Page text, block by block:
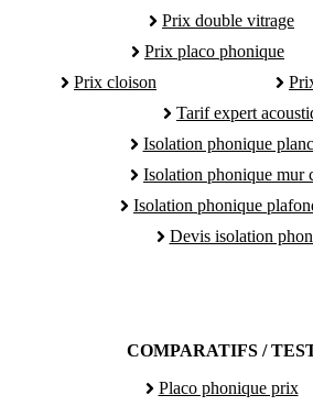
Prix double vitrage
Prix placo phonique
Prix cloison
Tarif expert
Isolation phonique
Isolation phonique mur
Isolation phonique
Devis isolation
COMPARATIFS /
Placo phonique prix